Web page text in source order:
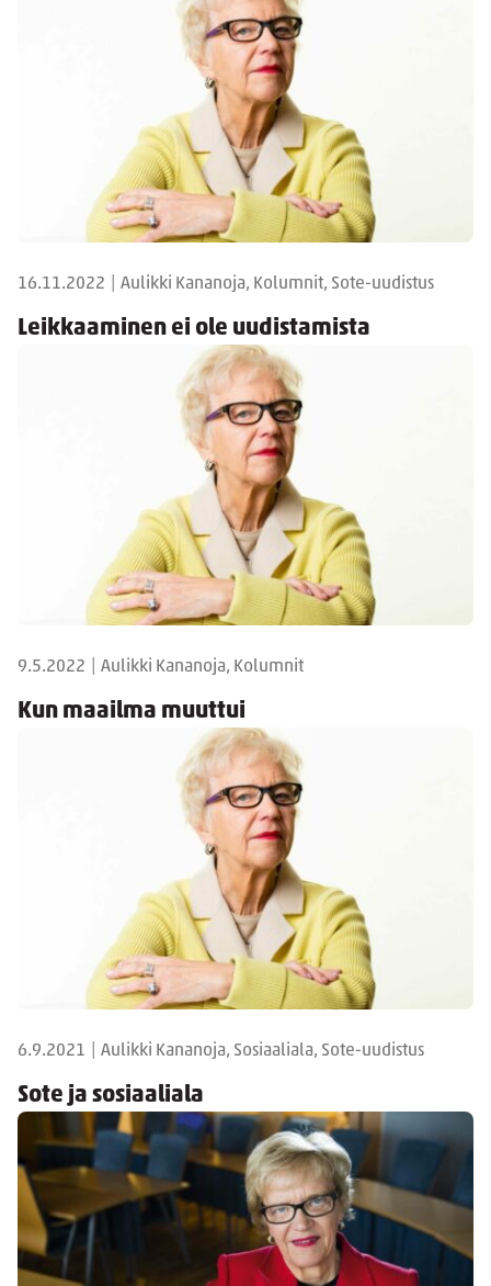
16.11.2022 Aulikki Kananoja, Kolumnit, Sote-uudistus
Leikkaaminen ei ole uudistamista
9.5.2022 Aulikki Kananoja, Kolumnit
Kun maailma muuttui
6.9.2021 Aulikki Kananoja, Sosiaaliala, Sote-uudistus
Sote ja sosiaaliala